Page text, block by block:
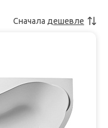
Сначала дешевле